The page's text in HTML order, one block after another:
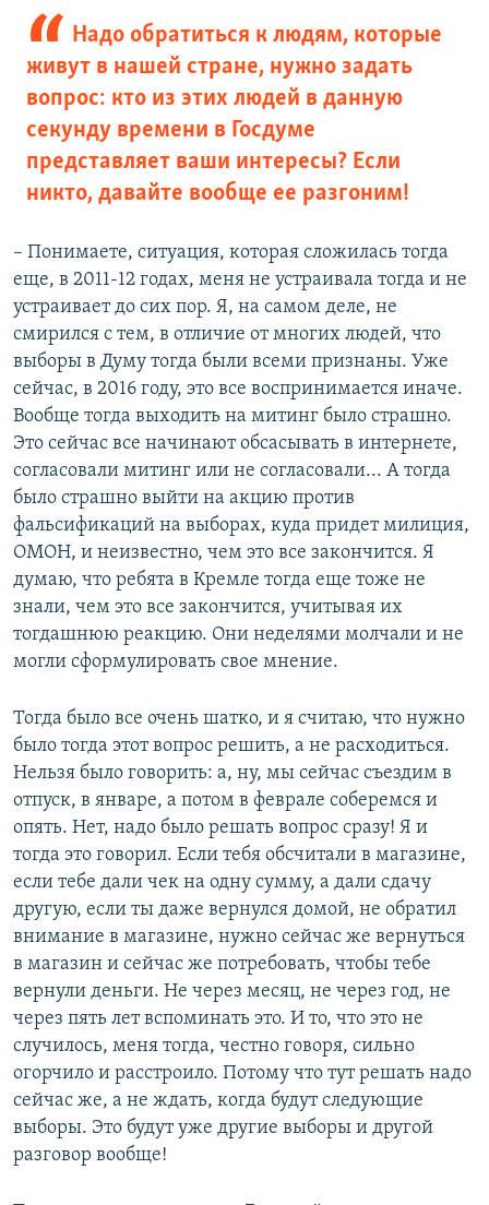
Надо обратиться к людям, которые
живут в нашей стране, нужно задать
вопрос: кто из этих людей в данную
секунду времени в Госдуме
представляет ваши интересы? Если
никто, давайте вообще ее разгоним!
– Понимаете, ситуация, которая сложилась тогда
еще, в 2011-12 годах, меня не устраивала тогда и не
устраивает до сих пор. Я, на самом деле, не
смирился с тем, в отличие от многих людей, что
выборы в Думу тогда были всеми признаны. Уже
сейчас, в 2016 году, это все воспринимается иначе.
Вообще тогда выходить на митинг было страшно.
Это сейчас все начинают обсасывать в интернете,
согласовали митинг или не согласовали... А тогда
было страшно выйти на акцию против
фальсификаций на выборах, куда придет милиция,
ОМОН, и неизвестно, чем это все закончится. Я
думаю, что ребята в Кремле тогда еще тоже не
знали, чем это все закончится, учитывая их
тогдашнюю реакцию. Они неделями молчали и не
могли сформулировать свое мнение.
Тогда было все очень шатко, и я считаю, что нужно
было тогда этот вопрос решить, а не расходиться.
Нельзя было говорить: а, ну, мы сейчас съездим в
отпуск, в январе, а потом в феврале соберемся и
опять. Нет, надо было решать вопрос сразу! Я и
тогда это говорил. Если тебя обсчитали в магазине,
если тебе дали чек на одну сумму, а дали сдачу
другую, если ты даже вернулся домой, не обратил
внимание в магазине, нужно сейчас же вернуться
в магазин и сейчас же потребовать, чтобы тебе
вернули деньги. Не через месяц, не через год, не
через пять лет вспоминать это. И то, что это не
случилось, меня тогда, честно говоря, сильно
огорчило и расстроило. Потому что тут решать надо
сейчас же, а не ждать, когда будут следующие
выборы. Это будут уже другие выборы и другой
разговор вообще!